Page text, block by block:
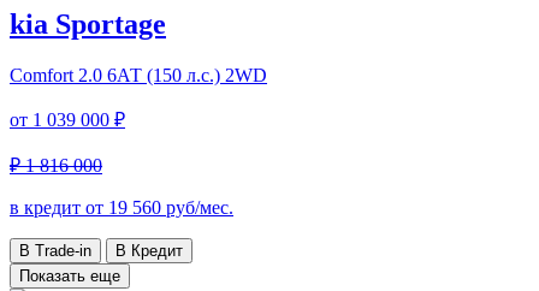
kia Sportage
Comfort 2.0 6АТ (150 л.с.) 2WD
от 1 039 000 ₽
₽ 1 816 000
в кредит от 19 560 руб/мес.
В Trade-in
В Кредит
Показать еще